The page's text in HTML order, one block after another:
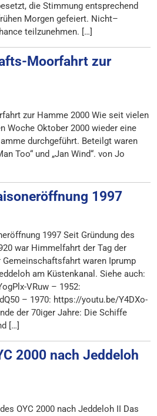
die Stimmung entsprechend
Morgen gefeiert. Nicht–
teilzunehmen. […]
Moorfahrt zur
zur Hamme 2000 Wie seit vielen
Woche Oktober 2000 wieder eine
durchgeführt. Beteilgt waren
Too“ und „Jan Wind“. von Jo
1997
1997 Seit Gründung des
war Himmelfahrt der Tag der
waren Iprump
am Küstenkanal. Siehe auch:
VRuw – 1952:
– 1970: https://youtu.be/Y4DXo-
der 70iger Jahre: Die Schiffe
[…]
2000 nach Jeddeloh
OYC 2000 nach Jeddeloh II Das